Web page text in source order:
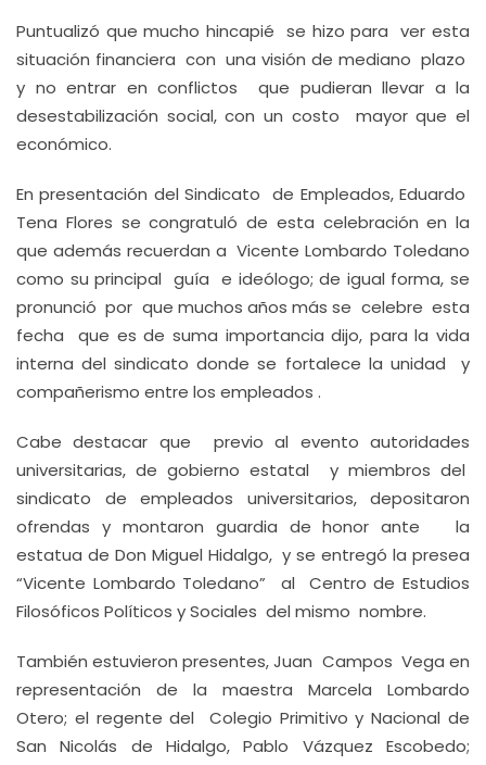
Puntualizó que mucho hincapié se hizo para ver esta
situación financiera con una visión de mediano plazo
y no entrar en conflictos que pudieran llevar a la
desestabilización social, con un costo mayor que el
económico.
En presentación del Sindicato de Empleados, Eduardo
Tena Flores se congratuló de esta celebración en la
que además recuerdan a Vicente Lombardo Toledano
como su principal guía e ideólogo; de igual forma, se
pronunció por que muchos años más se celebre esta
fecha que es de suma importancia dijo, para la vida
interna del sindicato donde se fortalece la unidad y
compañerismo entre los empleados .
Cabe destacar que previo al evento autoridades
universitarias, de gobierno estatal y miembros del
sindicato de empleados universitarios, depositaron
ofrendas y montaron guardia de honor ante la
estatua de Don Miguel Hidalgo, y se entregó la presea
“Vicente Lombardo Toledano” al Centro de Estudios
Filosóficos Políticos y Sociales del mismo nombre.
También estuvieron presentes, Juan Campos Vega en
representación de la maestra Marcela Lombardo
Otero; el regente del Colegio Primitivo y Nacional de
San Nicolás de Hidalgo, Pablo Vázquez Escobedo;